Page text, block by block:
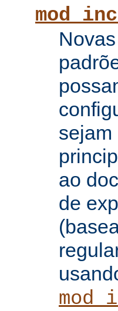
sejam
ao
de